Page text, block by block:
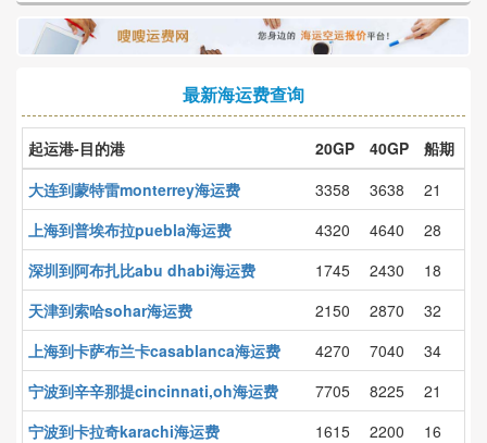
最新海运费查询
起运港-目的港 20GP 40GP
船期
大连到蒙特雷monterrey海运费
3358 3638
21
上海到普埃布拉puebla海运费
4320 4640
28
深圳到阿布扎比abu dhabi海运费
1745 2430
18
天津到索哈sohar海运费
2150 2870
32
上海到卡萨布兰卡casablanca海运费
4270 7040
34
宁波到辛辛那提cincinnati,oh海运费
7705 8225
21
宁波到卡拉奇karachi海运费
1615 2200
16